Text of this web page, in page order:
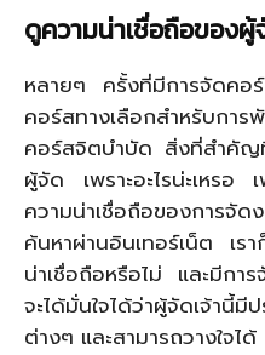
ดูความน่าเชื่อถือของ
หลายๆ ครั้งที่มีการจัดคอร์
คอร์สทางเลือกสำหรับก
คอร์สจิตบำบัด สิ่งที่สำคัญ
ผู้จัด เพราะอะไรน่ะเหรอ
ความน่าเชื่อถือของการจั
ค้นหาผ่านอินเทอร์เน็ต เร
น่าเชื่อถือหรือไม่ และมีกา
จะได้มั่นใจได้ว่าผู้จัดเจ้านี้
ต่างๆ และสามารถวางใจได้